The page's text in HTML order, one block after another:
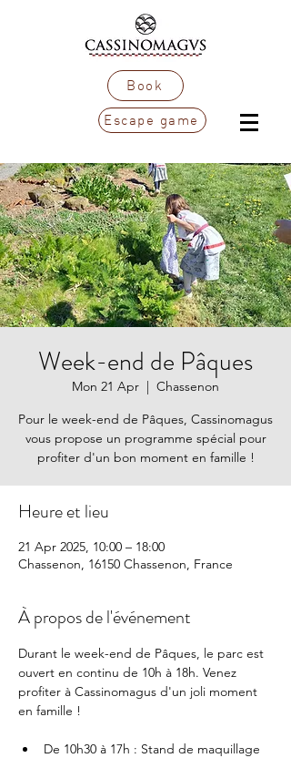
Book
Escape game
Week-end de Pâques
Mon 21 Apr
  |
Chassenon
Pour le week-end de Pâques, Cassinomagus
vous propose un programme spécial pour
profiter d'un bon moment en famille !
Heure et lieu
21 Apr 2025, 10:00 – 18:00
Chassenon, 16150 Chassenon, France
À propos de l'événement
Durant le week-end de Pâques, le parc est
ouvert en continu de 10h à 18h. Venez
profiter à Cassinomagus d'un joli moment
en famille !
De 10h30 à 17h : Stand de maquillage